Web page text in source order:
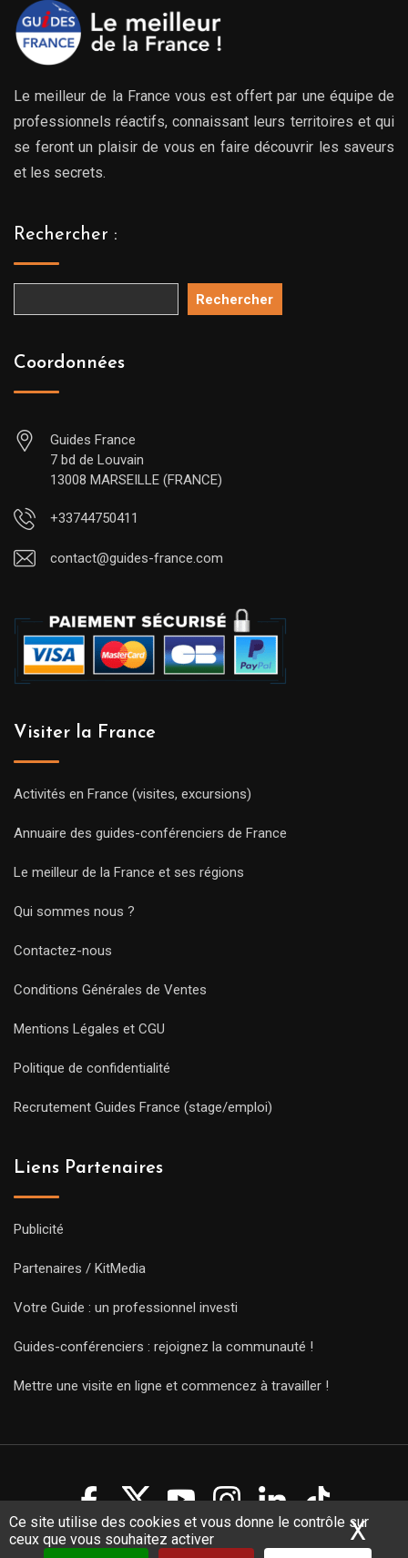
Ce site utilise des cookies et vous donne le contrôle sur
ceux que vous souhaitez activer
X
Le meilleur de la France vous est offert par une équipe de
professionnels réactifs, connaissant leurs territoires et qui
se feront un plaisir de vous en faire découvrir les saveurs
et les secrets.
Rechercher :
Rechercher
Coordonnées
Guides France
7 bd de Louvain
13008 MARSEILLE (FRANCE)
+33744750411
contact@guides-france.com
Visiter la France
Activités en France (visites, excursions)
Annuaire des guides-conférenciers de France
Le meilleur de la France et ses régions
Qui sommes nous ?
Contactez-nous
Conditions Générales de Ventes
Mentions Légales et CGU
Politique de confidentialité
Recrutement Guides France (stage/emploi)
Liens Partenaires
Publicité
Partenaires / KitMedia
Votre Guide : un professionnel investi
Guides-conférenciers : rejoignez la communauté !
Mettre une visite en ligne et commencez à travailler !
Copyright Guides 2021. Tous droits réservés.
Développement